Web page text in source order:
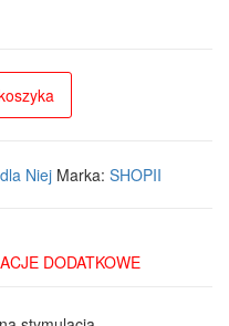
Niej Marka: SHOPII
DODATKOWE